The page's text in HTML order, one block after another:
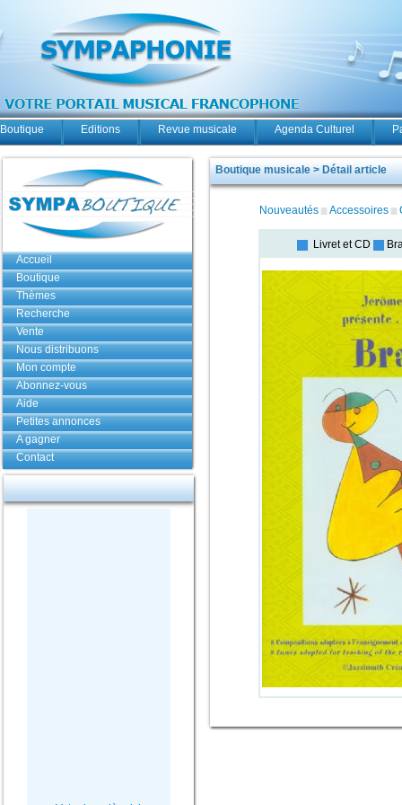
Boutique Editions Revue musicale Agenda Culturel
Accueil
Boutique
Thèmes
Recherche
Vente
Nous distribuons
Mon compte
Abonnez-vous
Aide
Petites annonces
A gagner
Contact
Boutique musicale > Détail article
Nouveautés Accessoires
Livret et CD